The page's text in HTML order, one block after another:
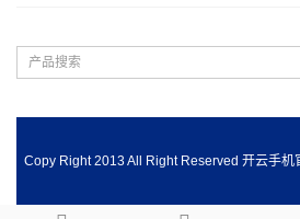
Copy Right 2013 All Right Reserved 开云手机